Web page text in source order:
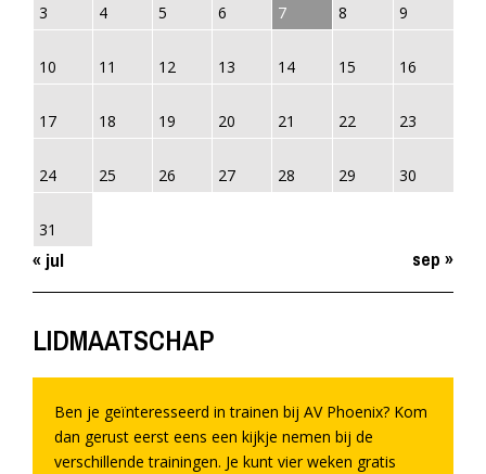
3 4 5 6 7 8 9
10 11 12 13 14 15 16
17 18 19 20 21 22 23
24 25 26 27 28 29 30
31
« jul sep »
LIDMAATSCHAP
Ben je geïnteresseerd in trainen bij AV Phoenix? Kom
dan gerust eerst eens een kijkje nemen bij de
verschillende trainingen. Je kunt vier weken gratis